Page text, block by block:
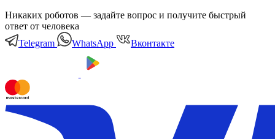
Никаких роботов — задайте вопрос и получите быстрый
ответ от человека
Telegram
WhatsApp Вконтакте